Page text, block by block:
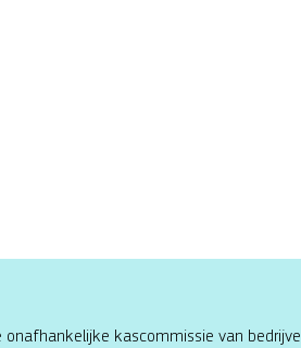
kascommissie van